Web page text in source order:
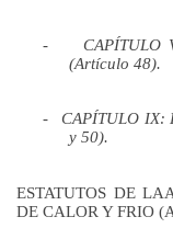
- CAPÍTULO
(Artículo 48).
- CAPÍTULO IX:
y 50).
ESTATUTOS DE
DE CALOR Y FRIO